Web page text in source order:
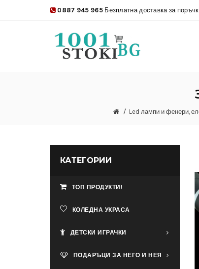
0887 945 965Безплатна доставка за
Led лампи и фенери,
КАТЕГОРИИ
ТОП ПРОДУКТИ!
КОЛЕДНА УКРАСА
ДЕТСКИ ИГРАЧКИ
ПОДАРЪЦИ ЗА НЕГО И НЕЯ